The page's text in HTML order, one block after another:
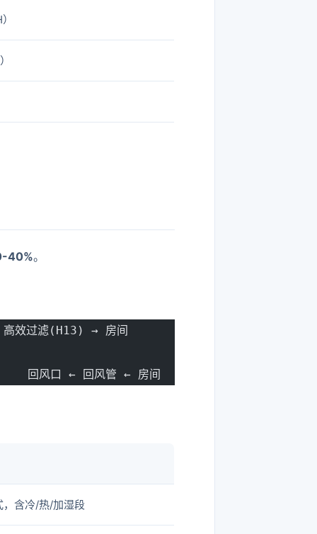
40%。
效过滤(H13) → 房间
回风口 ← 回风管 ← 房间
，含冷/热/加湿段